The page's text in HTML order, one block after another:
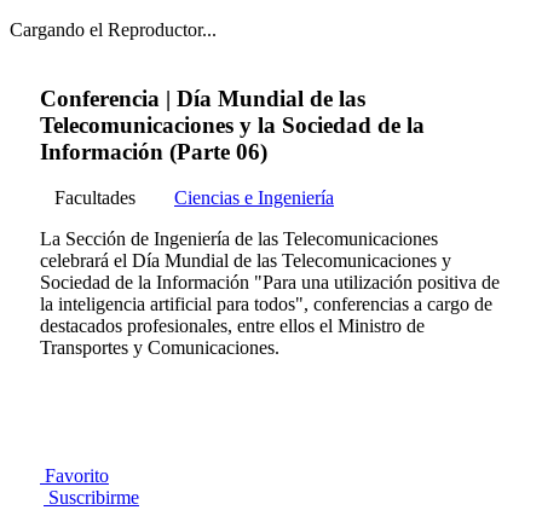
Cargando el Reproductor...
Conferencia | Día Mundial de las
Telecomunicaciones y la Sociedad de la
Información (Parte 06)
Facultades
Ciencias e Ingeniería
La Sección de Ingeniería de las Telecomunicaciones
celebrará el Día Mundial de las Telecomunicaciones y
Sociedad de la Información "Para una utilización positiva de
la inteligencia artificial para todos", conferencias a cargo de
destacados profesionales, entre ellos el Ministro de
Transportes y Comunicaciones.
Favorito
Suscribirme